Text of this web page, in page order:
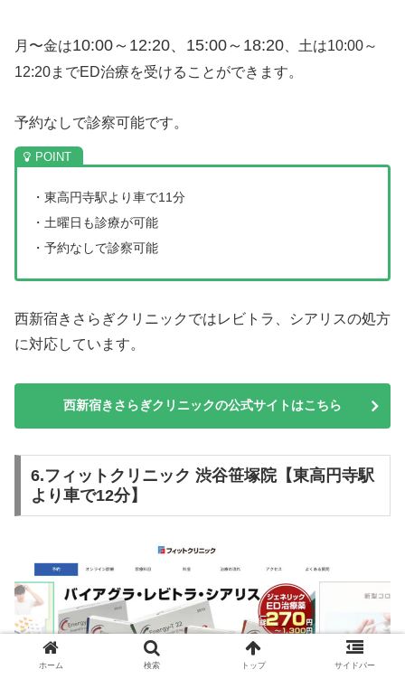
月〜金は10:00～12:20、15:00～18:20 、土は10:00～
12:20までED治療を受けることができます。
予約なしで診察可能です。
・東高円寺駅より車で11分
・土曜日も診療が可能
・予約なしで診察可能
西新宿きさらぎクリニックではレビトラ、シアリスの処方
に対応しています。
西新宿きさらぎクリニックの公式サイトはこちら
6.フィットクリニック 渋谷笹塚院【東高円寺駅
より車で12分】
ホーム 検索 トップ サイドバー